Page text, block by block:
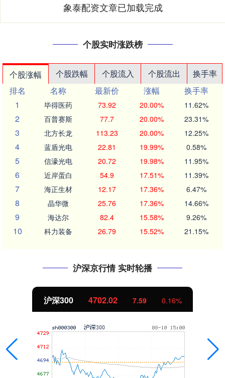
象泰配资文章已加载完成
个股实时涨跌榜
个股涨幅 个股跌幅 个股流入 个股流出
换手率
排名
名称 最新价 涨幅
换手率
1
毕得医药 73.92 20.00% 11.62%
2 百普赛斯 77.7 20.00% 23.31%
3 北方长龙 113.23 20.00% 12.25%
4 蓝盾光电 22.81 19.99% 0.58%
5 信濠光电 20.72 19.98% 11.95%
6 近岸蛋白 54.9 17.51% 11.39%
7 海正生材 12.17 17.36% 6.47%
8 晶华微 25.76 17.36% 14.66%
9 海达尔 82.4 15.58% 9.26%
10 科力装备 26.79 15.52% 21.15%
沪深京行情 实时轮播
北证50 1122.88 -11.37 -1.00%